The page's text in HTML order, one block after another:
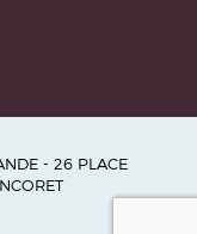
- 26 PLACE